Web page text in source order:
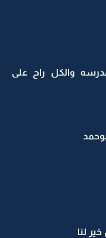
والكل راح على
لنا